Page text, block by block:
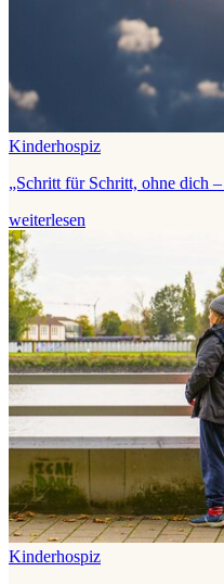
Kinderhospiz
„Schritt für Schritt, ohne dich
weiterlesen
Kinderhospiz